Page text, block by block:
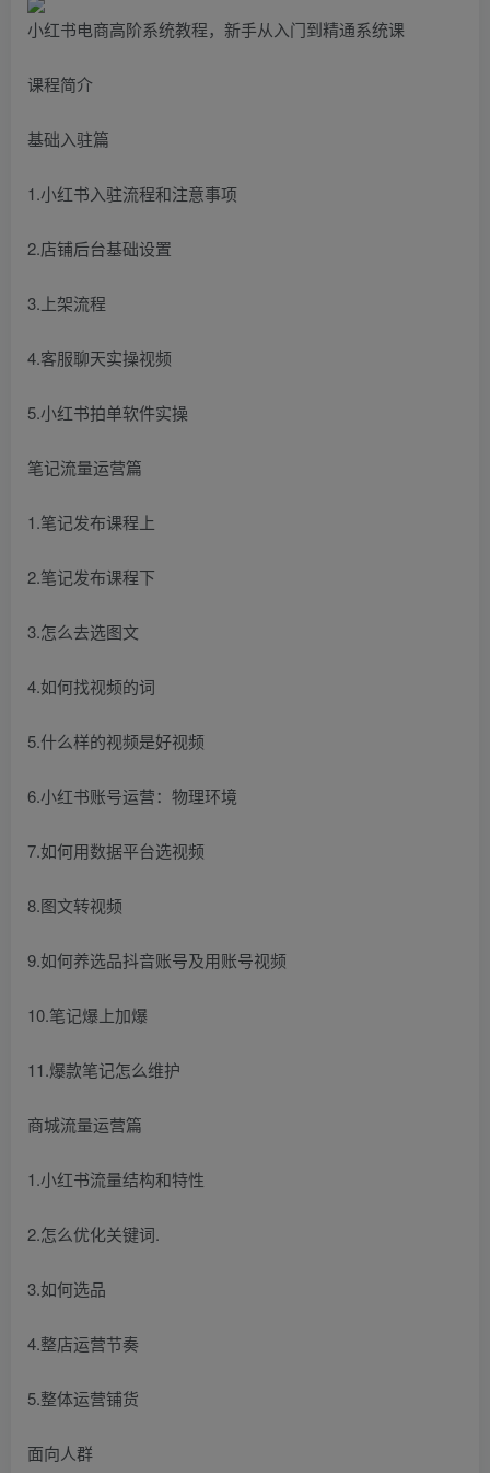
小红书电商高阶系统教程，新手从入门到精通系统课
课程简介
基础入驻篇
1.小红书入驻流程和注意事项
2.店铺后台基础设置
3.上架流程
4.客服聊天实操视频
5.小红书拍单软件实操
笔记流量运营篇
1.笔记发布课程上
2.笔记发布课程下
3.怎么去选图文
4.如何找视频的词
5.什么样的视频是好视频
6.小红书账号运营：物理环境
7.如何用数据平台选视频
8.图文转视频
9.如何养选品抖音账号及用账号视频
10.笔记爆上加爆
11.爆款笔记怎么维护
商城流量运营篇
1.小红书流量结构和特性
2.怎么优化关键词.
3.如何选品
4.整店运营节奏
5.整体运营铺货
面向人群